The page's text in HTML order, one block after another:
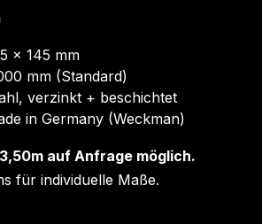
× 145 mm
mm (Standard)
verzinkt + beschichtet
in Germany (Weckman)
auf Anfrage möglich.
für individuelle Maße.